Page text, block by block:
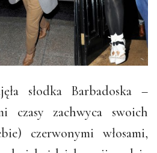
słodka Barbadoska –
czasy zachwyca swoich
czerwonymi włosami,